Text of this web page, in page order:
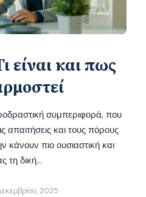
είναι και πως
συμπεριφορά, που
απαιτήσεις και τους πόρους
κάνουν πιο ουσιαστική και
τη δική…
2025